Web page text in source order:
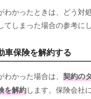
わかったときは、どう対
しまった場合の参考に
車保険を解約する
かった場合は、 契約の
を解約します。保険会社